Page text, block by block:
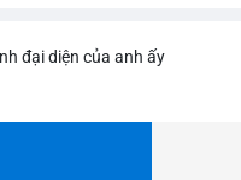
đại diện của anh ấy